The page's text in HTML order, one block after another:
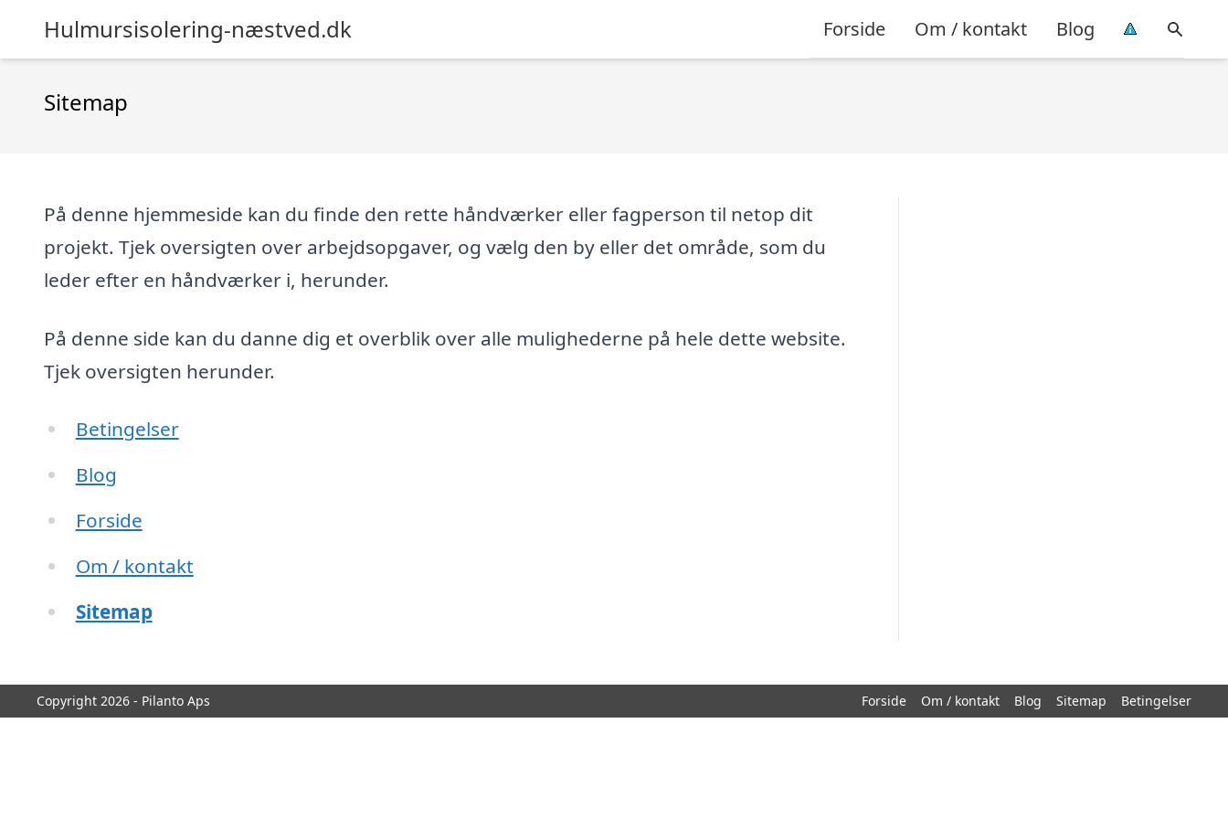
Hulmursisolering-næstved.dk Forside Om / kontakt Blog
Sitemap
På denne hjemmeside kan du finde den rette håndværker eller fagperson til netop dit
projekt. Tjek oversigten over arbejdsopgaver, og vælg den by eller det område, som du
leder efter en håndværker i, herunder.
På denne side kan du danne dig et overblik over alle mulighederne på hele dette website.
Tjek oversigten herunder.
Betingelser
Blog
Forside
Om / kontakt
Sitemap
Copyright 2026 - Pilanto Aps Forside Om / kontakt Blog Sitemap Betingelser